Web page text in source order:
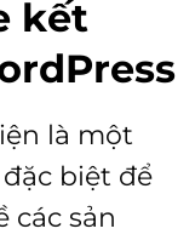
kết
là một
biệt để
các sản